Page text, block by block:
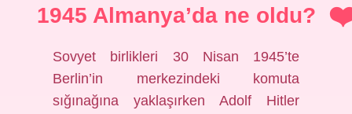
1945 Almanya’da ne oldu?
Sovyet birlikleri 30 Nisan 1945’te
Berlin’in merkezindeki komuta
sığınağına yaklaşırken Adolf Hitler